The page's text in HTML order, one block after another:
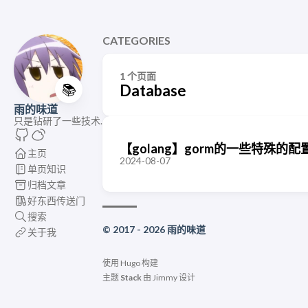
📚
雨的味道
只是钻研了一些技术.
主页
单页知识
归档文章
好东西传送门
搜索
关于我
CATEGORIES
1 个页面
Database
【golang】gorm的一些特殊的配
2024-08-07
© 2017 - 2026 雨的味道
使用 Hugo构建
主题 Stack 由 Jimmy设计